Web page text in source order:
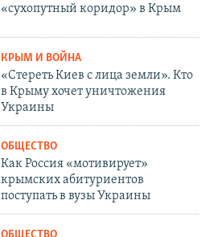
«сухопутный коридор» в Крым
КРЫМ И ВОЙНА
«Стереть Киев с лица земли». Кто
в Крыму хочет уничтожения
Украины
ОБЩЕСТВО
Как Россия «мотивирует»
крымских абитуриентов
поступать в вузы Украины